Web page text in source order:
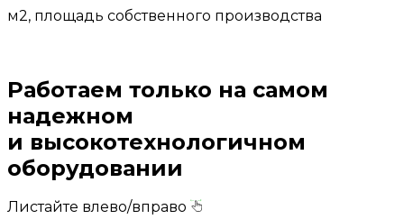
м2, площадь собственного производства
Работаем только на самом
надежном
и высокотехнологичном
оборудовании
Листайте влево/вправо